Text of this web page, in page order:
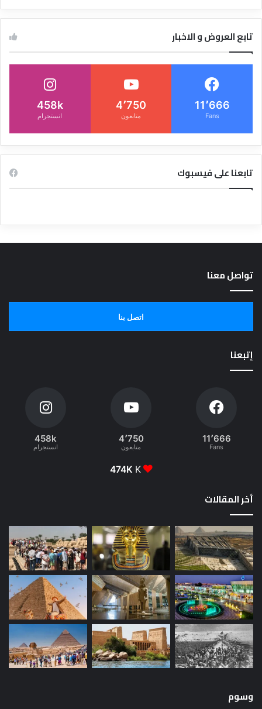
تابع العروض و الاخبار
11٬666
Fans
4٬750
متابعون
458k
انستجرام
تابعنا على فيسبوك
تواصل معنا
اتصل بنا
إتبعنا
11٬666
Fans
4٬750
متابعون
458k
انستجرام
474K K
أخر المقالات
وسوم